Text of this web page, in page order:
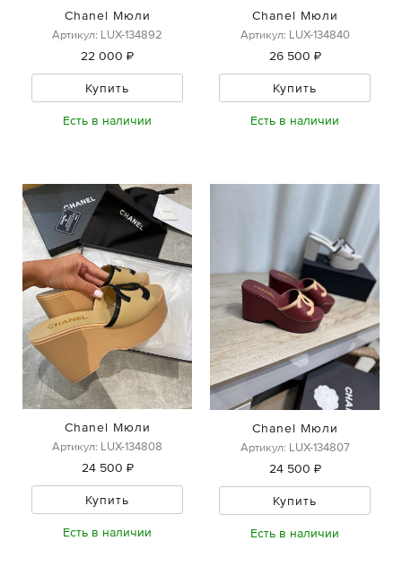
Chanel Мюли
Артикул: LUX-134892
22 000 ₽
Купить
Есть в наличии
Chanel Мюли
Артикул: LUX-134840
26 500 ₽
Купить
Есть в наличии
Chanel Мюли
Артикул: LUX-134808
24 500 ₽
Купить
Есть в наличии
Chanel Мюли
Артикул: LUX-134807
24 500 ₽
Купить
Есть в наличии